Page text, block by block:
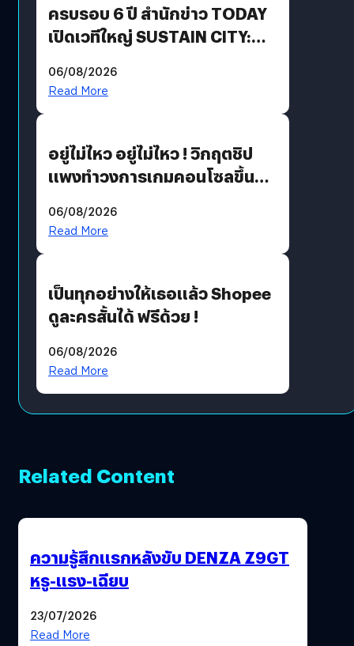
ครบรอบ 6 ปี สำนักข่าว TODAY
เปิดเวทีใหญ่ SUSTAIN CITY:
แนวทางปรับตัวสู่เศรษฐกิจสี
06/08/2026
Read More
อยู่ไม่ไหว อยู่ไม่ไหว ! วิกฤตชิป
แพงทำวงการเกมคอนโซลขึ้น
?
06/08/2026
Read More
เป็นทุกอย่างให้เธอแล้ว Shopee
ดูละครสั้นได้ ฟรีด้วย !
06/08/2026
Read More
Related Content
ความรู้สึกแรกหลังขับ DENZA Z9GT
หรู-แรง-เฉียบ
23/07/2026
Read More